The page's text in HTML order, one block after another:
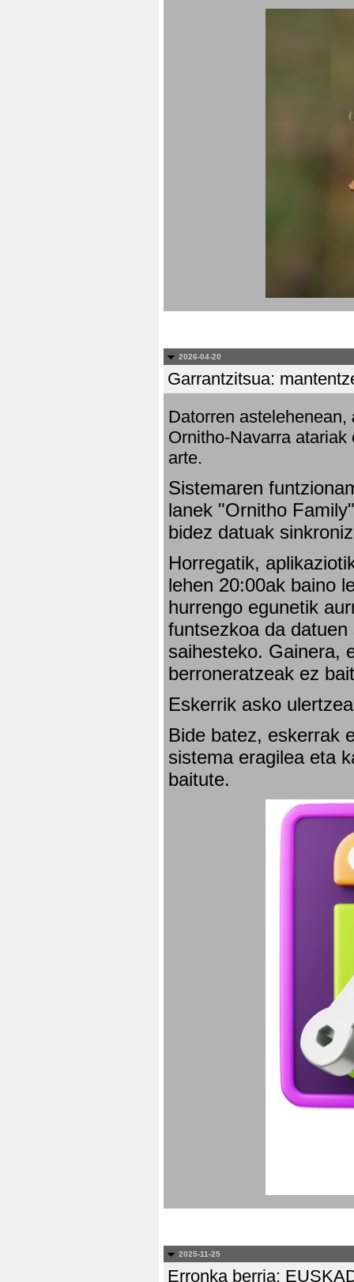
2026-04-20
Garrantzitsua:
Datorren astelehenean,
Ornitho-Navarra
arte.
Sistemaren
lanek "Ornitho
bidez datuak
Horregatik,
lehen 20:00ak baino
hurrengo egunetik
funtsezkoa da
saihesteko. Gainera,
berroneratzeak ez
Eskerrik asko
Bide batez, eskerrak
sistema eragilea eta
baitute.
2025-11-25
Erronka berria: